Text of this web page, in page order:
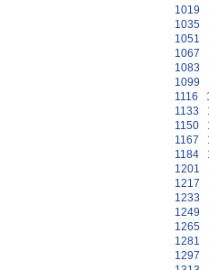
1019
1035
1051
1067
1083
1099
1116
1133
1150
1167
1184
1201
1217
1233
1249
1265
1281
1297